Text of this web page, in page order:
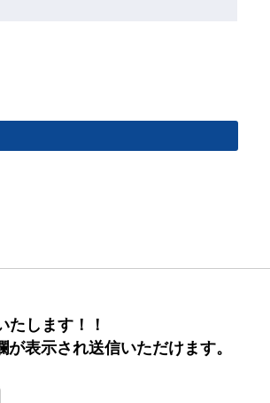
します！！
表示され送信いただけます。